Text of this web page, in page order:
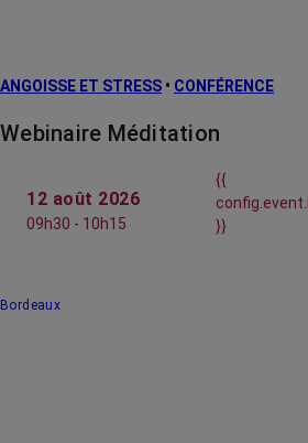
ANGOISSE ET STRESS • CONFÉRENCE
Webinaire Méditation
12 août 2026
09h30 - 10h15
{{
}}
Bordeaux